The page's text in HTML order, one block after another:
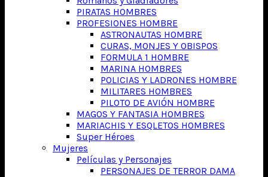
PIRATAS HOMBRES
PROFESIONES HOMBRE
ASTRONAUTAS HOMBRE
CURAS, MONJES Y OBISPOS
FORMULA 1 HOMBRE
MARINA HOMBRES
POLICIAS Y LADRONES HOMBRE
MILITARES HOMBRES
PILOTO DE AVIÓN HOMBRE
MAGOS Y FANTASIA HOMBRES
MARIACHIS Y ESQLETOS HOMBRES
Super Héroes
Mujeres
Películas y Personajes
PERSONAJES DE TERROR DAMA